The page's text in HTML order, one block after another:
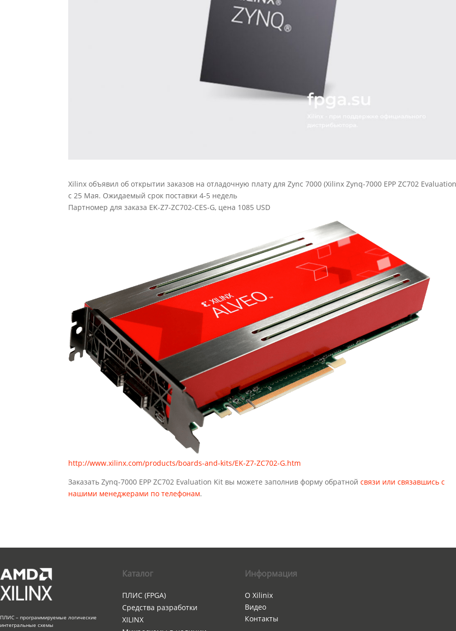
Xilinx объявил об открытии заказов на отладочную плату для Zync 7000 (Xilinx Zynq-7000 EPP ZC702
с 25 Мая. Ожидаемый срок поставки 4-5 недель
Партномер для заказа EK-Z7-ZC702-CES-G, цена 1085 USD
http://www.xilinx.com/products/boards-and-kits/EK-Z7-ZC702-G.htm
Заказать Zynq-7000 EPP ZC702 Evaluation Kit вы можете заполнив форму обратной связи или связавшись с
нашими менеджерами по телефонам.
ПЛИС – программируемые логические
интегральные схемы
Каталог
ПЛИС (FPGA)
Средства разработки
XILINX
Информация
О Xilinix
Видео
Контакты